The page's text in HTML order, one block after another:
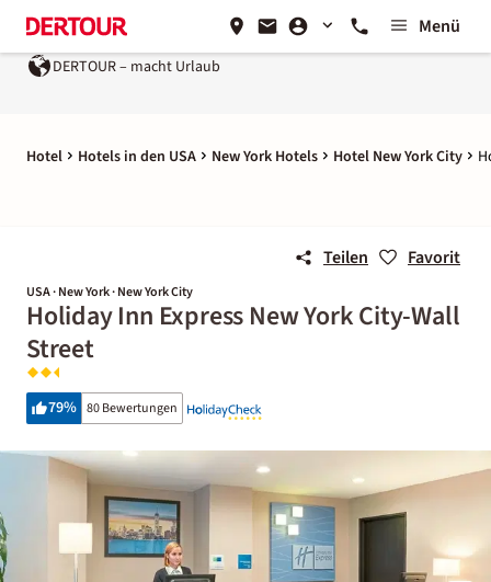
Menü
DERTOUR – macht Urlaub
Hotel Hotels in den USA New York Hotels Hotel New York City
Teilen Favorit
USA · New York · New York City
Holiday Inn Express New York City-Wall
Street
79% 80 Bewertungen